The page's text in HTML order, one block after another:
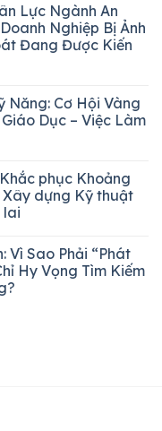
Lực Ngành An
Nghiệp Bị Ảnh
Đang Được Kiến
Năng: Cơ Hội Vàng
Dục – Việc Làm
phục Khoảng
dựng Kỹ thuật
lai
Vì Sao Phải “Phát
Hy Vọng Tìm Kiếm